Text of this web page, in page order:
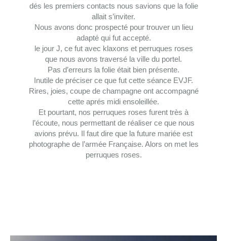
dés les premiers contacts nous savions que la folie
allait s’inviter.
Nous avons donc prospecté pour trouver un lieu
adapté qui fut accepté.
le jour J, ce fut avec klaxons et perruques roses
que nous avons traversé la ville du portel.
Pas d’erreurs la folie était bien présente.
Inutile de préciser ce que fut cette séance EVJF.
Rires, joies, coupe de champagne ont accompagné
cette aprés midi ensoleillée.
Et pourtant, nos perruques roses furent très à
l’écoute, nous permettant de réaliser ce que nous
avions prévu. Il faut dire que la future mariée est
photographe de l’armée Française. Alors on met les
perruques roses.